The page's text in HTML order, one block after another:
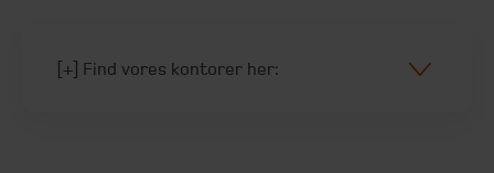
[+] Find vores kontorer her: